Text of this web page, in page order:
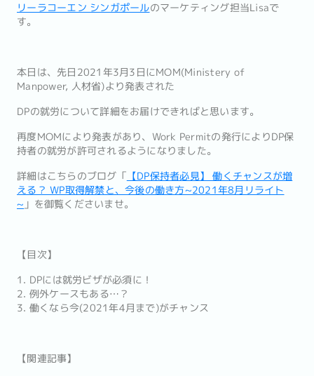
リーラコーエン シンガポールのマーケティング担当Lisaで
す。
本日は、先日2021年3月3日にMOM(Ministery of
Manpower, 人材省)より発表された
DPの就労について詳細をお届けできればと思います。
再度MOMにより発表があり、Work Permitの発行によりDP保
持者の就労が許可されるようになりました。
詳細はこちらのブログ「 【DP保持者必見】 働くチャンスが増
える？ WP取得解禁と、今後の働き方~2021年8月リライト
~」を御覧くださいませ。
【目次】
1. DPには就労ビザが必須に！
2. 例外ケースもある…？
3. 働くなら今(2021年4月まで)がチャンス
【関連記事】